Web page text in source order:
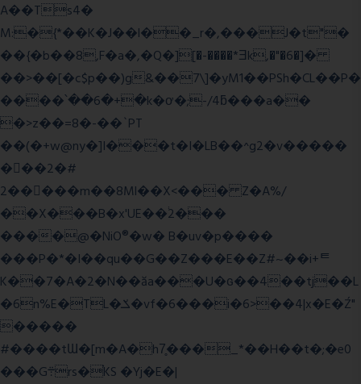
A��Ts4�
M:�{*��K�J��l��_r�,���J�t"�
��{�b��8,F�a�,�Q�][�-����*Ǝk,�"�6�]�
��>��[�c$p��)g&��7\]�yM1��PSh�CL��P�
����՝��6�+�k�ơ�;-/4ƃ���a��
�>z��=8�-��`PT
��(�+w@ny�]I���t�I�LB��^g2�v�����
��ٕ�2�#
2�����m��8Ml��X<��� Z�A%/
��X���B�x'UE��֔2���
����@�NiO®�w� B�uv�p����
���P�*�I��qu��G��Z��� E��Z#~��i+ᄐ
K��7�A�2�N��ăa���U�ɢ��4��tj��L
�6n%E�TL�ݎ�vf�6���i�6>��4|x�E�Ź"
�����
#����tƜ�[m�A�h7̥���_*��H��t�;�e0
���G܊rs�֗KS �Yj�E�|